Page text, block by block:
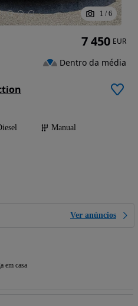
1 / 6
Manual
Ver anúncios
em casa
7 450 EUR
Dentro da média